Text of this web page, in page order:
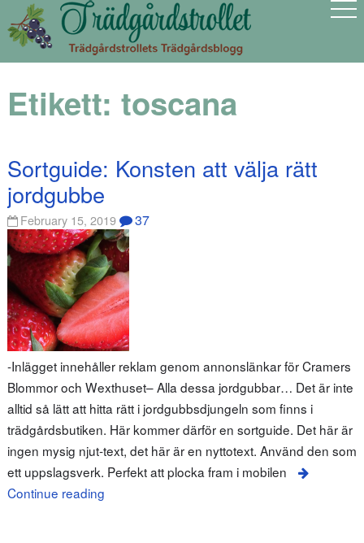
Etikett: toscana
Sortguide: Konsten att välja rätt
jordgubbe
February 15, 2019 37
-Inlägget innehåller reklam genom annonslänkar för Cramers
Blommor och Wexthuset– Alla dessa jordgubbar… Det är inte
alltid så lätt att hitta rätt i jordgubbsdjungeln som finns i
trädgårdsbutiken. Här kommer därför en sortguide. Det här är
ingen mysig njut-text, det här är en nyttotext. Använd den som
ett uppslagsverk. Perfekt att plocka fram i mobilen
Continue reading